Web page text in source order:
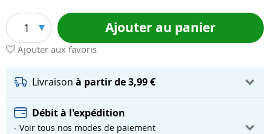
1 Ajouter au panier
Ajouter aux favoris
Livraison à partir de 3,99 €
Débit à l'expédition
- Voir tous nos modes de paiement